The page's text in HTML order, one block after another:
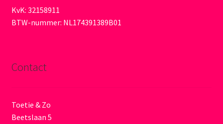
KvK: 32158911
BTW-nummer: NL174391389B01
Contact
Toetie & Zo
Beetslaan 5